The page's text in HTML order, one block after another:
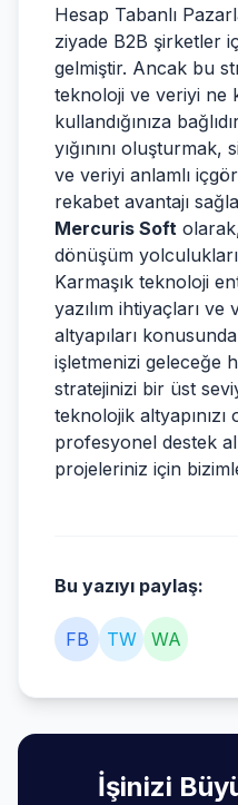
Hesap Tabanlı
ziyade B2B şirketler
gelmiştir. Ancak bu
teknoloji ve veriyi ne
kullandığınıza
yığınını
ve veriyi anlamlı
rekabet avantajı
Mercuris Soft
dönüşüm
Karmaşık teknoloji
yazılım ihtiyaçları
altyapıları
işletmenizi geleceğe
stratejinizi bir üst
teknolojik
profesyonel destek
projeleriniz için
Bu yazıyı paylaş:
FB TW WA
İşinizi